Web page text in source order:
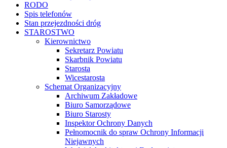
RODO
Spis telefonów
Stan przejezdności dróg
STAROSTWO
Kierownictwo
Sekretarz Powiatu
Skarbnik Powiatu
Starosta
Wicestarosta
Schemat Organizacyjny
Archiwum Zakładowe
Biuro Samorządowe
Biuro Starosty
Inspektor Ochrony Danych
Pełnomocnik do spraw Ochrony Informacji
Niejawnych